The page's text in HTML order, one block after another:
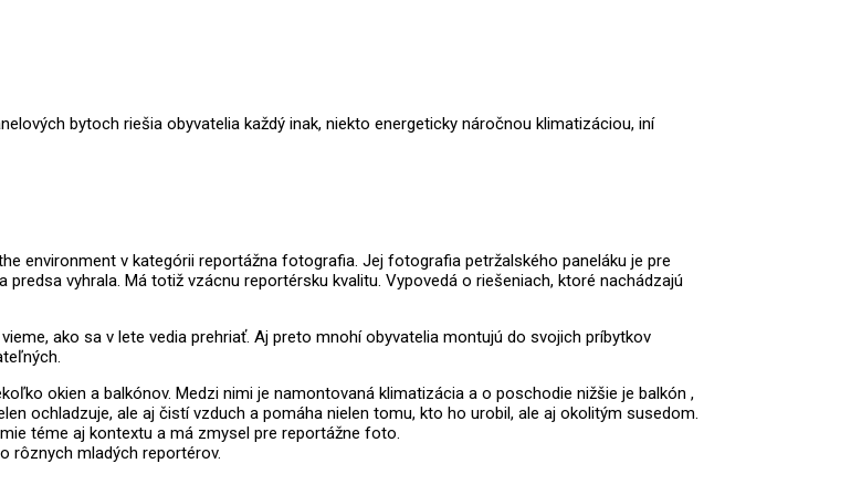
bytoch riešia obyvatelia každý inak, niekto energeticky náročnou klimatizáciou, iní
environment v kategórii reportážna fotografia. Jej fotografia petržalského paneláku je pre
vyhrala. Má totiž vzácnu reportérsku kvalitu. Vypovedá o riešeniach, ktoré nachádzajú
ako sa v lete vedia prehriať. Aj preto mnohí obyvatelia montujú do svojich príbytkov
okien a balkónov. Medzi nimi je namontovaná klimatizácia a o poschodie nižšie je balkón ,
ochladzuje, ale aj čistí vzduch a pomáha nielen tomu, kto ho urobil, ale aj okolitým susedom.
téme aj kontextu a má zmysel pre reportážne foto.
rôznych mladých reportérov.